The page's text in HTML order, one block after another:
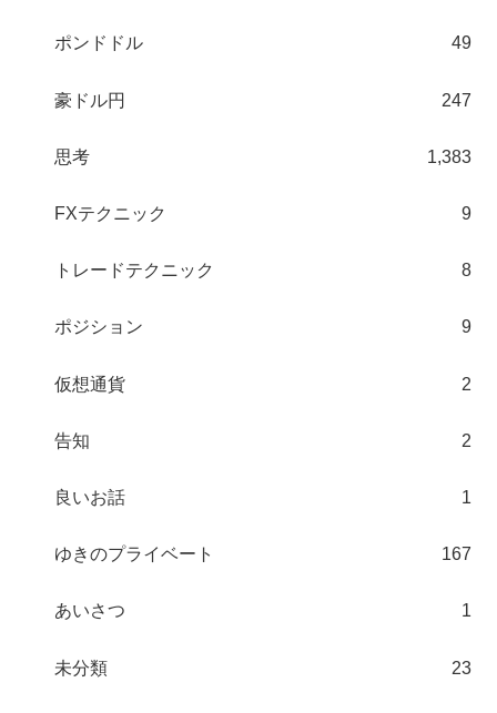
ポンドドル 49
豪ドル円 247
思考 1,383
FXテクニック 9
トレードテクニック 8
ポジション 9
仮想通貨 2
告知 2
良いお話 1
ゆきのプライベート 167
あいさつ 1
未分類 23